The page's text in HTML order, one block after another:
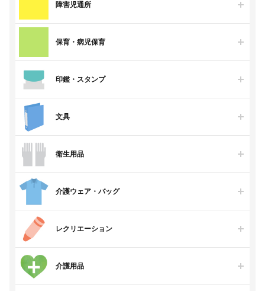
障害児通所
保育・病児保育
印鑑・スタンプ
文具
衛生用品
介護ウェア・バッグ
レクリエーション
介護用品